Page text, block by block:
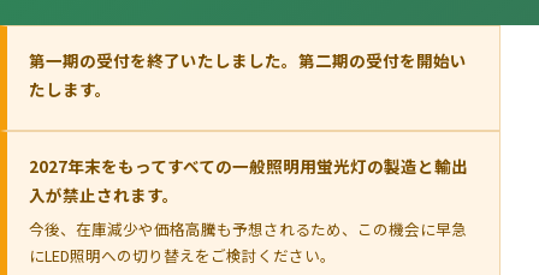
第一期の受付を終了いたしました。第二期の受付を開始い
たします。
2027年末をもってすべての一般照明用蛍光灯の製造と輸出
入が禁止されます。
今後、在庫減少や価格高騰も予想されるため、この機会に早急
にLED照明への切り替えをご検討ください。